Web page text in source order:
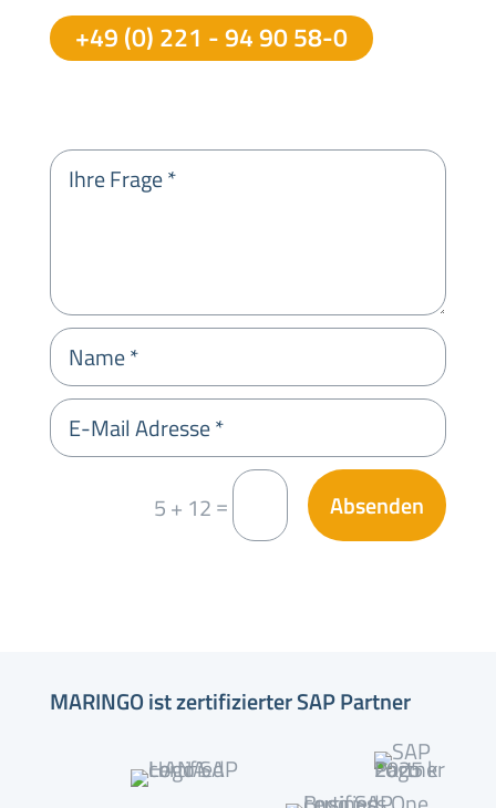
+49 (0) 221 - 94 90 58-0
5 + 12= Absenden
MARINGO ist zertifizierter SAP Partner